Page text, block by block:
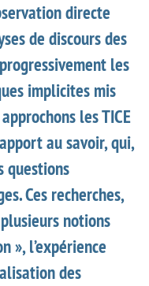
directe
de discours des
les
implicites mis
les TICE
au savoir, qui,
questions
Ces recherches,
notions
», l’expérience
des